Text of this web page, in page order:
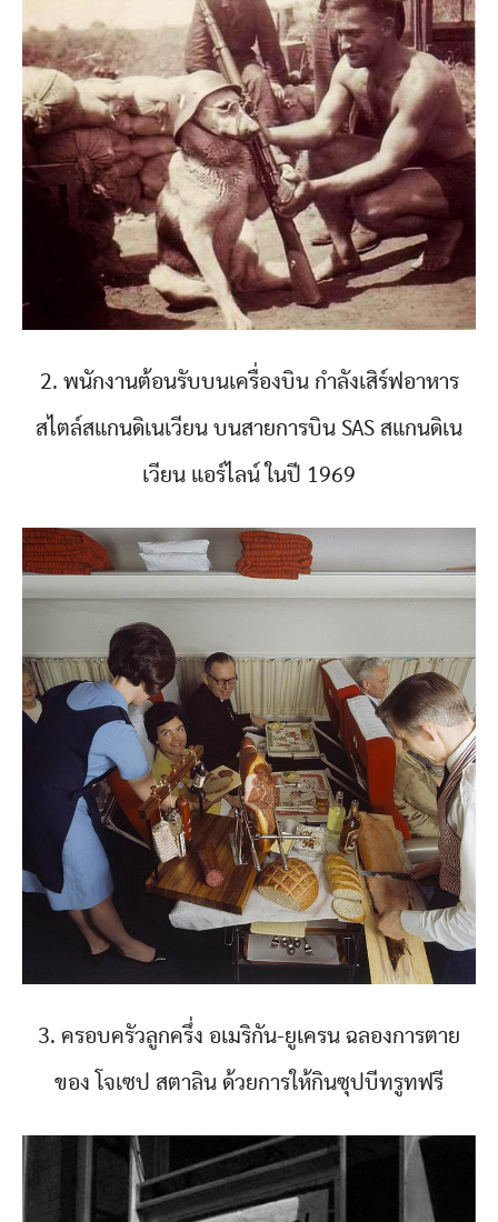
2. พนักงานต้อนรับบนเครื่องบิน กำลังเสิร์ฟอาหาร
สไตล์สแกนดิเนเวียน บนสายการบิน SAS สแกนดิเน
เวียน แอร์ไลน์ ในปี 1969
3. ครอบครัวลูกครึ่ง อเมริกัน-ยูเครน ฉลองการตาย
ของ โจเซป สตาลิน ด้วยการให้กินซุปบีทรูทฟรี